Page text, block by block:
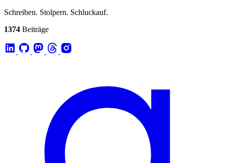
Schreiben. Stolpern. Schluckauf.
1374 Beiträge